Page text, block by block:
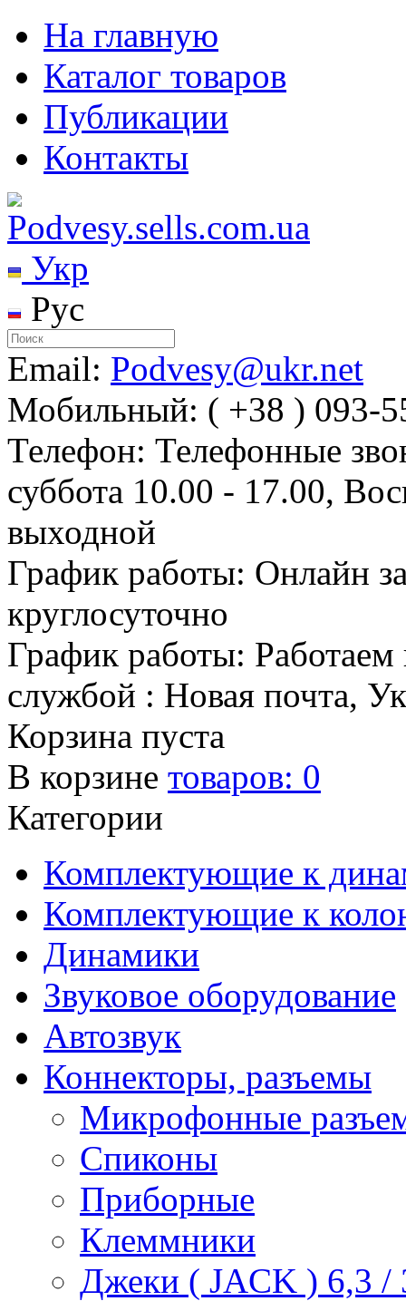
На главную
Каталог товаров
Публикации
Контакты
Укр
Рус
Email: Podvesy@ukr.net
Мобильный: ( +38 ) 093-
Телефон: Телефонные
суббота 10.00 - 17.00,
выходной
График работы: Онлайн
круглосуточно
График работы: Работаем
службой : Новая почта,
Корзина пуста
В корзине товаров: 0
Категории
Комплектующие к
Комплектующие к
Динамики
Звуковое оборудование
Автозвук
Коннекторы, разъемы
Микрофонные
Спиконы
Приборные
Клеммники
Джеки ( JACK ) 6,3 /